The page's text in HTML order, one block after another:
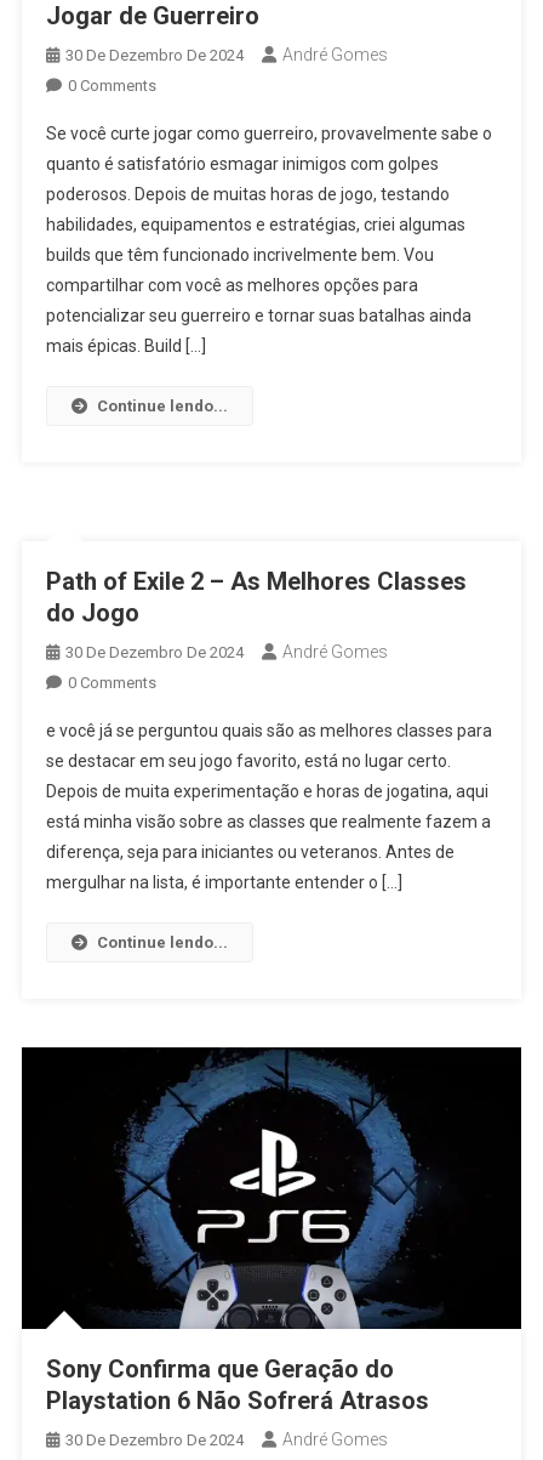
Jogar de Guerreiro
30 De Dezembro De 2024 André Gomes
0 Comments
Se você curte jogar como guerreiro, provavelmente sabe o
quanto é satisfatório esmagar inimigos com golpes
poderosos. Depois de muitas horas de jogo, testando
habilidades, equipamentos e estratégias, criei algumas
builds que têm funcionado incrivelmente bem. Vou
compartilhar com você as melhores opções para
potencializar seu guerreiro e tornar suas batalhas ainda
mais épicas. Build […]
Continue lendo...
Path of Exile 2 – As Melhores Classes
do Jogo
30 De Dezembro De 2024 André Gomes
0 Comments
e você já se perguntou quais são as melhores classes para
se destacar em seu jogo favorito, está no lugar certo.
Depois de muita experimentação e horas de jogatina, aqui
está minha visão sobre as classes que realmente fazem a
diferença, seja para iniciantes ou veteranos. Antes de
mergulhar na lista, é importante entender o […]
Continue lendo...
Sony Confirma que Geração do
Playstation 6 Não Sofrerá Atrasos
30 De Dezembro De 2024 André Gomes